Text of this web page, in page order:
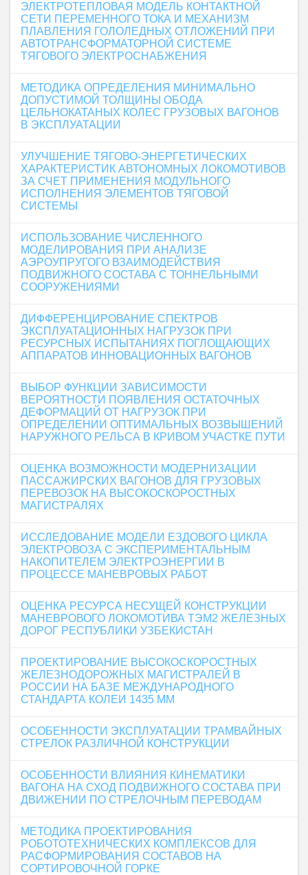
ЭЛЕКТРОТЕПЛОВАЯ МОДЕЛЬ КОНТАКТНОЙ
СЕТИ ПЕРЕМЕННОГО ТОКА И МЕХАНИЗМ
ПЛАВЛЕНИЯ ГОЛОЛЕДНЫХ ОТЛОЖЕНИЙ ПРИ
АВТОТРАНСФОРМАТОРНОЙ СИСТЕМЕ
ТЯГОВОГО ЭЛЕКТРОСНАБЖЕНИЯ
МЕТОДИКА ОПРЕДЕЛЕНИЯ МИНИМАЛЬНО
ДОПУСТИМОЙ ТОЛЩИНЫ ОБОДА
ЦЕЛЬНОКАТАНЫХ КОЛЕС ГРУЗОВЫХ ВАГОНОВ
В ЭКСПЛУАТАЦИИ
УЛУЧШЕНИЕ ТЯГОВО-ЭНЕРГЕТИЧЕСКИХ
ХАРАКТЕРИСТИК АВТОНОМНЫХ ЛОКОМОТИВОВ
ЗА СЧЕТ ПРИМЕНЕНИЯ МОДУЛЬНОГО
ИСПОЛНЕНИЯ ЭЛЕМЕНТОВ ТЯГОВОЙ
СИСТЕМЫ
ИСПОЛЬЗОВАНИЕ ЧИСЛЕННОГО
МОДЕЛИРОВАНИЯ ПРИ АНАЛИЗЕ
АЭРОУПРУГОГО ВЗАИМОДЕЙСТВИЯ
ПОДВИЖНОГО СОСТАВА С ТОННЕЛЬНЫМИ
СООРУЖЕНИЯМИ
ДИФФЕРЕНЦИРОВАНИЕ СПЕКТРОВ
ЭКСПЛУАТАЦИОННЫХ НАГРУЗОК ПРИ
РЕСУРСНЫХ ИСПЫТАНИЯХ ПОГЛОЩАЮЩИХ
АППАРАТОВ ИННОВАЦИОННЫХ ВАГОНОВ
ВЫБОР ФУНКЦИИ ЗАВИСИМОСТИ
ВЕРОЯТНОСТИ ПОЯВЛЕНИЯ ОСТАТОЧНЫХ
ДЕФОРМАЦИЙ ОТ НАГРУЗОК ПРИ
ОПРЕДЕЛЕНИИ ОПТИМАЛЬНЫХ ВОЗВЫШЕНИЙ
НАРУЖНОГО РЕЛЬСА В КРИВОМ УЧАСТКЕ ПУТИ
ОЦЕНКА ВОЗМОЖНОСТИ МОДЕРНИЗАЦИИ
ПАССАЖИРСКИХ ВАГОНОВ ДЛЯ ГРУЗОВЫХ
ПЕРЕВОЗОК НА ВЫСОКОСКОРОСТНЫХ
МАГИСТРАЛЯХ
ИССЛЕДОВАНИЕ МОДЕЛИ ЕЗДОВОГО ЦИКЛА
ЭЛЕКТРОВОЗА С ЭКСПЕРИМЕНТАЛЬНЫМ
НАКОПИТЕЛЕМ ЭЛЕКТРОЭНЕРГИИ В
ПРОЦЕССЕ МАНЕВРОВЫХ РАБОТ
ОЦЕНКА РЕСУРСА НЕСУЩЕЙ КОНСТРУКЦИИ
МАНЕВРОВОГО ЛОКОМОТИВА ТЭМ2 ЖЕЛЕЗНЫХ
ДОРОГ РЕСПУБЛИКИ УЗБЕКИСТАН
ПРОЕКТИРОВАНИЕ ВЫСОКОСКОРОСТНЫХ
ЖЕЛЕЗНОДОРОЖНЫХ МАГИСТРАЛЕЙ В
РОССИИ НА БАЗЕ МЕЖДУНАРОДНОГО
СТАНДАРТА КОЛЕИ 1435 ММ
ОСОБЕННОСТИ ЭКСПЛУАТАЦИИ ТРАМВАЙНЫХ
СТРЕЛОК РАЗЛИЧНОЙ КОНСТРУКЦИИ
ОСОБЕННОСТИ ВЛИЯНИЯ КИНЕМАТИКИ
ВАГОНА НА СХОД ПОДВИЖНОГО СОСТАВА ПРИ
ДВИЖЕНИИ ПО СТРЕЛОЧНЫМ ПЕРЕВОДАМ
МЕТОДИКА ПРОЕКТИРОВАНИЯ
РОБОТОТЕХНИЧЕСКИХ КОМПЛЕКСОВ ДЛЯ
РАСФОРМИРОВАНИЯ СОСТАВОВ НА
СОРТИРОВОЧНОЙ ГОРКЕ